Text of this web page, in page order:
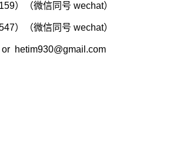
）（微信同号 wechat）
）（微信同号 wechat）
hetim930@gmail.com